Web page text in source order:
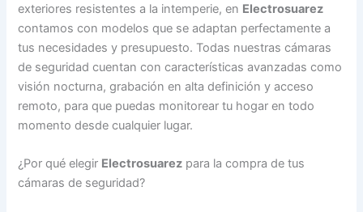
exteriores resistentes a la intemperie, en Electrosuarez
contamos con modelos que se adaptan perfectamente a
tus necesidades y presupuesto. Todas nuestras cámaras
de seguridad cuentan con características avanzadas como
visión nocturna, grabación en alta definición y acceso
remoto, para que puedas monitorear tu hogar en todo
momento desde cualquier lugar.
¿Por qué elegir Electrosuarez para la compra de tus
cámaras de seguridad?